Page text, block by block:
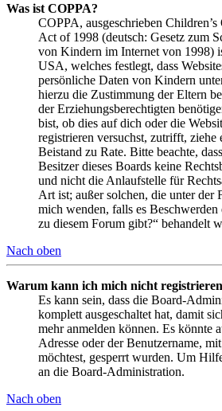
Was ist COPPA?
COPPA, ausgeschrieben
Act of 1998 (deutsch: Gesetz zum
von Kindern im Internet von 1998)
USA, welches festlegt, dass
persönliche Daten von Kindern
hierzu die Zustimmung der Eltern
der Erziehungsberechtigten
bist, ob dies auf dich oder die
registrieren versuchst, zutrifft, ziehe
Beistand zu Rate. Bitte beachte,
Besitzer dieses Boards keine
und nicht die Anlaufstelle für
Art ist; außer solchen, die unter der
mich wenden, falls es
zu diesem Forum gibt?“ behandelt
Nach oben
Warum kann ich mich nicht
Es kann sein, dass die Board-
komplett ausgeschaltet hat, damit
mehr anmelden können. Es könnte
Adresse oder der Benutzername,
möchtest, gesperrt wurden. Um
an die Board-Administration.
Nach oben